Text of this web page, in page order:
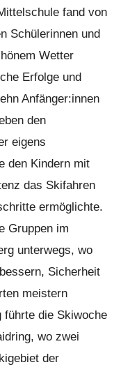
fand von
Schülerinnen und
Wetter
Erfolge und
Anfänger:innen
den
eigens
den Kindern mit
das Skifahren
ermöglichte.
Gruppen im
unterwegs, wo
Sicherheit
meistern
führte die Skiwoche
wo zwei
der